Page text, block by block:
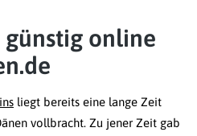
online
liegt bereits eine lange Zeit
vollbracht. Zu jener Zeit gab